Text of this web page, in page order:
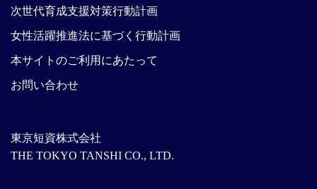
東京短資株式会社
THE TOKYO TANSHI CO., LTD.
次世代育成支援対策行動計画
女性活躍推進法に基づく行動計画
本サイトのご利用にあたって
お問い合わせ